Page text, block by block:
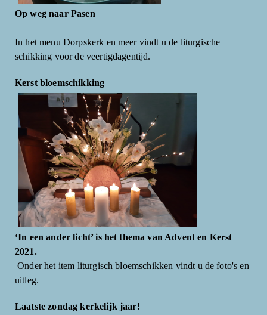
Op weg naar Pasen
In het menu Dorpskerk en meer vindt u de liturgische
schikking voor de veertigdagentijd.
Kerst bloemschikking
‘In een ander licht’ is het thema van Advent en Kerst
2021.
Onder het item liturgisch bloemschikken vindt u de foto's en
uitleg.
Laatste zondag kerkelijk jaar!